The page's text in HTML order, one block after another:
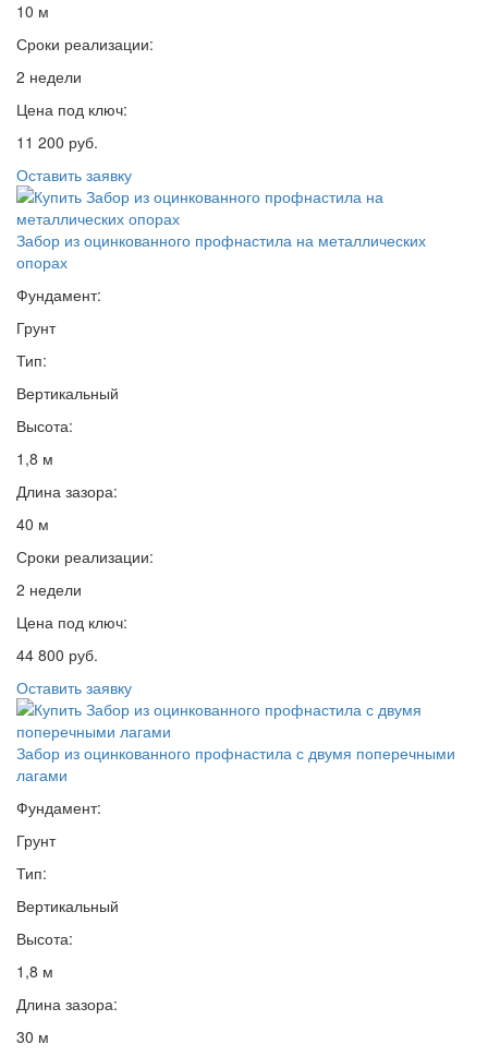
10 м
Сроки реализации:
2 недели
Цена под ключ:
11 200 руб.
Оставить заявку
Забор из оцинкованного профнастила на металлических
опорах
Фундамент:
Грунт
Тип:
Вертикальный
Высота:
1,8 м
Длина зазора:
40 м
Сроки реализации:
2 недели
Цена под ключ:
44 800 руб.
Оставить заявку
Забор из оцинкованного профнастила с двумя поперечными
лагами
Фундамент:
Грунт
Тип:
Вертикальный
Высота:
1,8 м
Длина зазора:
30 м